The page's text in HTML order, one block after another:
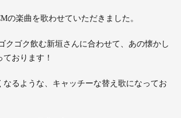
の楽曲を歌わせていただきました。
クゴク飲む新垣さんに合わせて、あの懐かし
おります！
なるような、キャッチーな替え歌になってお